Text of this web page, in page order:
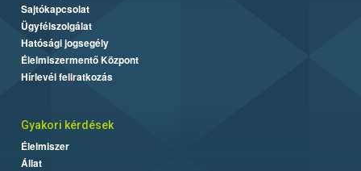
Sajtókapcsolat
Ügyfélszolgálat
Hatósági jogsegély
Élelmiszermentő Központ
Hírlevél feliratkozás
Gyakori kérdések
Élelmiszer
Állat